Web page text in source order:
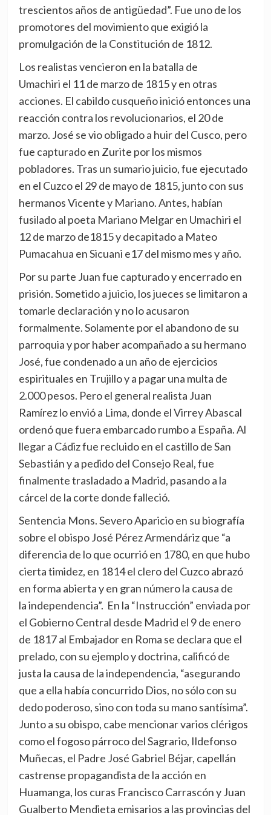
trescientos años de antigüedad”. Fue uno de los
promotores del movimiento que exigió la
promulgación de la Constitución de 1812.
Los realistas vencieron en la batalla de
Umachiri el 11 de marzo de 1815 y en otras
acciones. El cabildo cusqueño inició entonces una
reacción contra los revolucionarios, el 20 de
marzo. José se vio obligado a huir del Cusco, pero
fue capturado en Zurite por los mismos
pobladores. Tras un sumario juicio, fue ejecutado
en el Cuzco el 29 de mayo de 1815, junto con sus
hermanos Vicente y Mariano. Antes, habían
fusilado al poeta Mariano Melgar en Umachiri el
12 de marzo de1815 y decapitado a Mateo
Pumacahua en Sicuani e17 del mismo mes y año.
Por su parte Juan fue capturado y encerrado en
prisión. Sometido a juicio, los jueces se limitaron a
tomarle declaración y no lo acusaron
formalmente. Solamente por el abandono de su
parroquia y por haber acompañado a su hermano
José, fue condenado a un año de ejercicios
espirituales en Trujillo y a pagar una multa de
2.000 pesos. Pero el general realista Juan
Ramírez lo envió a Lima, donde el Virrey Abascal
ordenó que fuera embarcado rumbo a España. Al
llegar a Cádiz fue recluido en el castillo de San
Sebastián y a pedido del Consejo Real, fue
finalmente trasladado a Madrid, pasando a la
cárcel de la corte donde falleció.
Sentencia Mons. Severo Aparicio en su biografía
sobre el obispo José Pérez Armendáriz que “a
diferencia de lo que ocurrió en 1780, en que hubo
cierta timidez, en 1814 el clero del Cuzco abrazó
en forma abierta y en gran número la causa de
la independencia”. En la “Instrucción” enviada por
el Gobierno Central desde Madrid el 9 de enero
de 1817 al Embajador en Roma se declara que el
prelado, con su ejemplo y doctrina, calificó de
justa la causa de la independencia, “asegurando
que a ella había concurrido Dios, no sólo con su
dedo poderoso, sino con toda su mano santísima”.
Junto a su obispo, cabe mencionar varios clérigos
como el fogoso párroco del Sagrario, Ildefonso
Muñecas, el Padre José Gabriel Béjar, capellán
castrense propagandista de la acción en
Huamanga, los curas Francisco Carrascón y Juan
Gualberto Mendieta emisarios a las provincias del